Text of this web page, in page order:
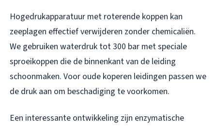
Hogedrukapparatuur met roterende koppen kan
zeeplagen effectief verwijderen zonder chemicaliën.
We gebruiken waterdruk tot 300 bar met speciale
sproeikoppen die de binnenkant van de leiding
schoonmaken. Voor oude koperen leidingen passen we
de druk aan om beschadiging te voorkomen.
Een interessante ontwikkeling zijn enzymatische